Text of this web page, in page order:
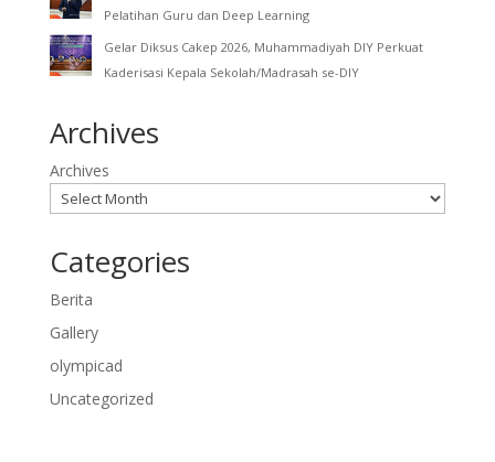
Pelatihan Guru dan Deep Learning
Gelar Diksus Cakep 2026, Muhammadiyah DIY Perkuat
Kaderisasi Kepala Sekolah/Madrasah se-DIY
Archives
Archives
Categories
Berita
Gallery
olympicad
Uncategorized